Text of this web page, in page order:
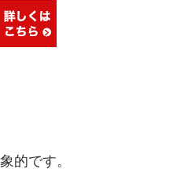
的です。